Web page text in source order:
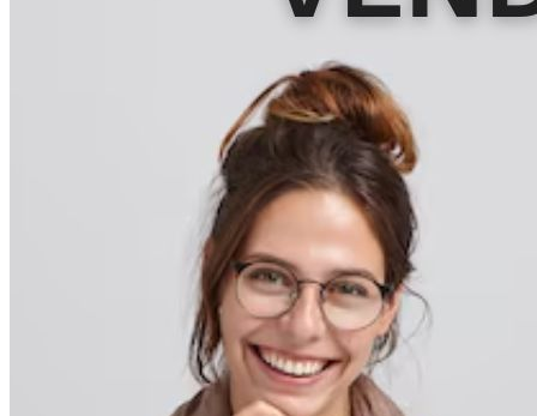
Nosotras
Servicios
Cartelera
Noticias